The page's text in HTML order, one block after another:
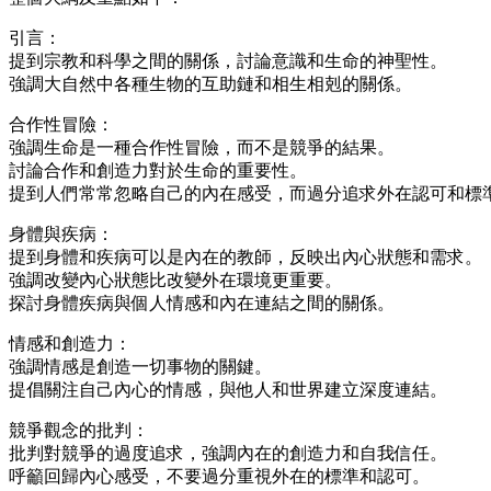
引言：
提到宗教和科學之間的關係，討論意識和生命的神聖性。
強調大自然中各種生物的互助鏈和相生相剋的關係。
合作性冒險：
強調生命是一種合作性冒險，而不是競爭的結果。
討論合作和創造力對於生命的重要性。
提到人們常常忽略自己的內在感受，而過分追求外在認可和標
身體與疾病：
提到身體和疾病可以是內在的教師，反映出內心狀態和需求。
強調改變內心狀態比改變外在環境更重要。
探討身體疾病與個人情感和內在連結之間的關係。
情感和創造力：
強調情感是創造一切事物的關鍵。
提倡關注自己內心的情感，與他人和世界建立深度連結。
競爭觀念的批判：
批判對競爭的過度追求，強調內在的創造力和自我信任。
呼籲回歸內心感受，不要過分重視外在的標準和認可。